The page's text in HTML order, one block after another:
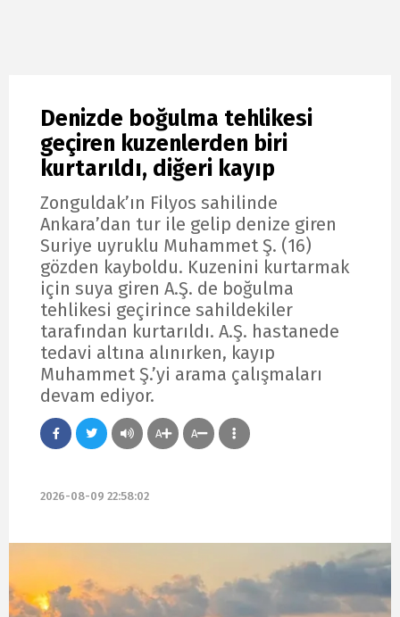
Denizde boğulma tehlikesi
geçiren kuzenlerden biri
kurtarıldı, diğeri kayıp
Zonguldak’ın Filyos sahilinde
Ankara’dan tur ile gelip denize giren
Suriye uyruklu Muhammet Ş. (16)
gözden kayboldu. Kuzenini kurtarmak
için suya giren A.Ş. de boğulma
tehlikesi geçirince sahildekiler
tarafından kurtarıldı. A.Ş. hastanede
tedavi altına alınırken, kayıp
Muhammet Ş.’yi arama çalışmaları
devam ediyor.
A A
2026-08-09 22:58:02